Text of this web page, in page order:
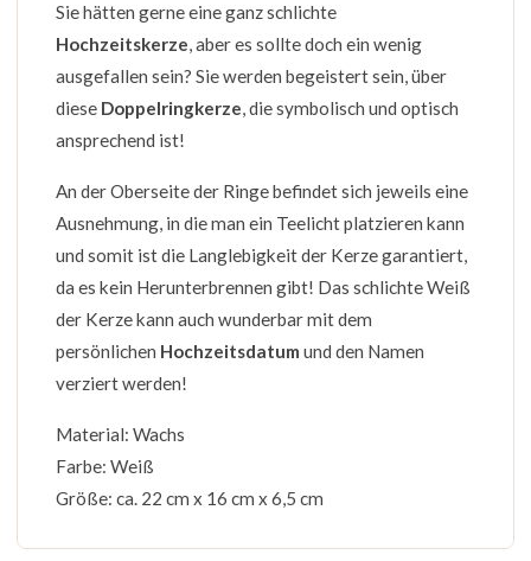
Sie hätten gerne eine ganz schlichte
Hochzeitskerze, aber es sollte doch ein wenig
ausgefallen sein? Sie werden begeistert sein, über
diese Doppelringkerze, die symbolisch und optisch
ansprechend ist!
An der Oberseite der Ringe befindet sich jeweils eine
Ausnehmung, in die man ein Teelicht platzieren kann
und somit ist die Langlebigkeit der Kerze garantiert,
da es kein Herunterbrennen gibt! Das schlichte Weiß
der Kerze kann auch wunderbar mit dem
persönlichen Hochzeitsdatum und den Namen
verziert werden!
Material: Wachs
Farbe: Weiß
Größe: ca. 22 cm x 16 cm x 6,5 cm